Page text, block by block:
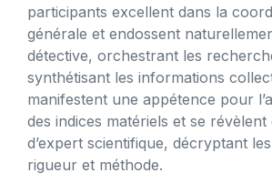
participants excellent dans la
générale et endossent
détective, orchestrant les
synthétisant les informations
manifestent une appétence pour
des indices matériels et se
d’expert scientifique, décryptant
rigueur et méthode.